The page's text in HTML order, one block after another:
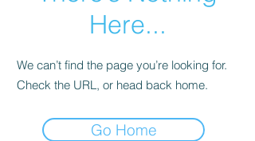
Here...
We can’t find the page you’re looking for.
Check the URL, or head back home.
Go Home